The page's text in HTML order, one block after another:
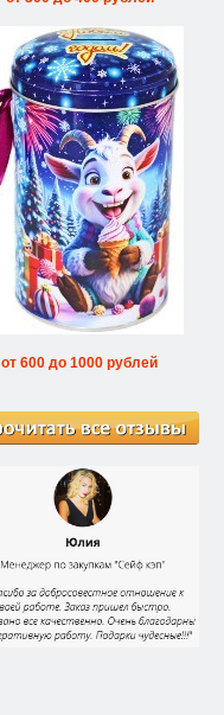
от 600 до 1000 рублей